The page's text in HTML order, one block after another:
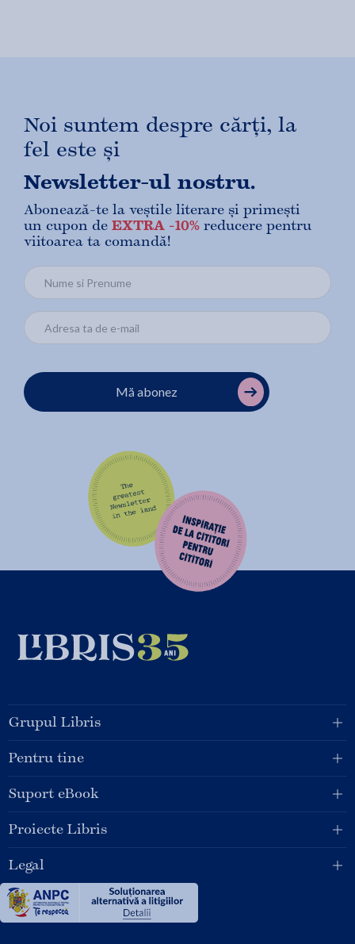
Noi suntem despre cărți, la
fel este și
Newsletter-ul nostru.
Abonează-te la veștile literare și primești
un cupon de EXTRA -10% reducere pentru
viitoarea ta comandă!
Mă abonez
Grupul Libris
Pentru tine
Suport eBook
Proiecte Libris
Legal